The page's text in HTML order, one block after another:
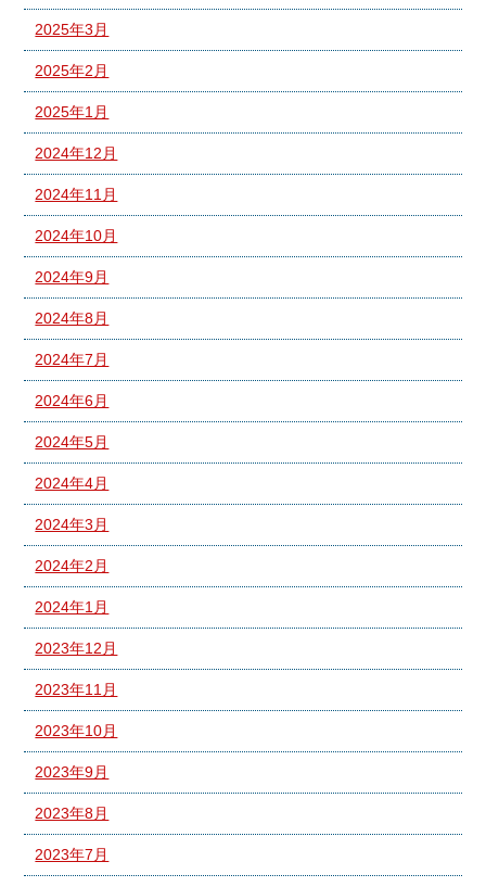
2025年3月
2025年2月
2025年1月
2024年12月
2024年11月
2024年10月
2024年9月
2024年8月
2024年7月
2024年6月
2024年5月
2024年4月
2024年3月
2024年2月
2024年1月
2023年12月
2023年11月
2023年10月
2023年9月
2023年8月
2023年7月